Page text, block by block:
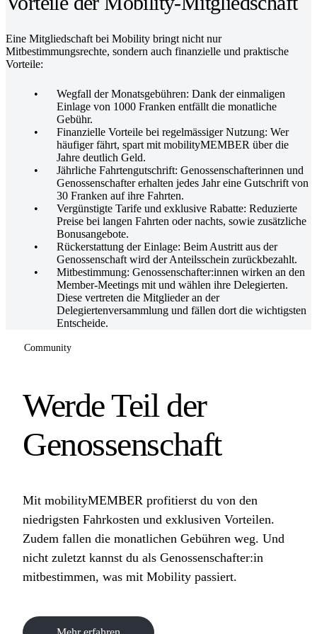
Eine Mitgliedschaft bei Mobility bringt nicht nur
Mitbestimmungsrechte, sondern auch finanzielle und praktische
Vorteile:
Wegfall der Monatsgebühren: Dank der einmaligen
Einlage von 1000 Franken entfällt die monatliche
Gebühr.
Finanzielle Vorteile bei regelmässiger Nutzung: Wer
häufiger fährt, spart mit mobilityMEMBER über die
Jahre deutlich Geld.
Jährliche Fahrtengutschrift: Genossenschafterinnen und
Genossenschafter erhalten jedes Jahr eine Gutschrift von
30 Franken auf ihre Fahrten.
Vergünstigte Tarife und exklusive Rabatte: Reduzierte
Preise bei langen Fahrten oder nachts, sowie zusätzliche
Bonusangebote.
Rückerstattung der Einlage: Beim Austritt aus der
Genossenschaft wird der Anteilsschein zurückbezahlt.
Mitbestimmung: Genossenschafter:innen wirken an den
Member-Meetings mit und wählen ihre Delegierten.
Diese vertreten die Mitglieder an der
Delegiertenversammlung und fällen dort die wichtigsten
Entscheide.
Community
Werde Teil der
Genossenschaft
Mit mobilityMEMBER profitierst du von den
niedrigsten Fahrkosten und exklusiven Vorteilen.
Zudem fallen die monatlichen Gebühren weg. Und
nicht zuletzt kannst du als Genossenschafter:in
mitbestimmen, was mit Mobility passiert.